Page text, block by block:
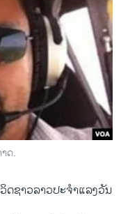
ດ.
ດຊາວລາວປະຈຳແລງວັນ